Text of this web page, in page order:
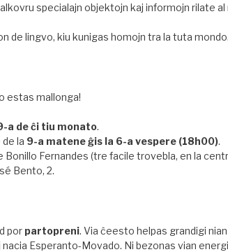
specialajn objektojn kaj informojn rilate
de lingvo, kiu kunigas homojn tra la tuta mondo.
estas mallonga!
a de ĉi tiu monato.
la 9-a matene ĝis la 6-a vespere (18h00).
Fernandes (tre facile trovebla, en la
Bento, 2.
por partopreni. Via ĉeesto helpas grandigi
Esperanto-Movado. Ni bezonas vian